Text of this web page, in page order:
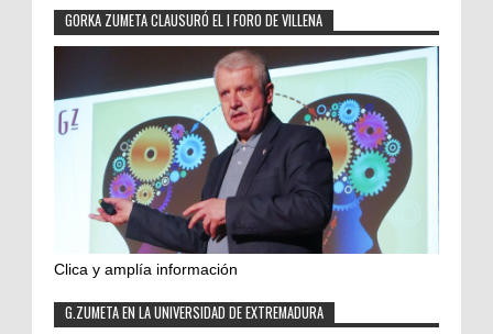
GORKA ZUMETA CLAUSURÓ EL I FORO DE VILLENA
Clica y amplía información
G.ZUMETA EN LA UNIVERSIDAD DE EXTREMADURA